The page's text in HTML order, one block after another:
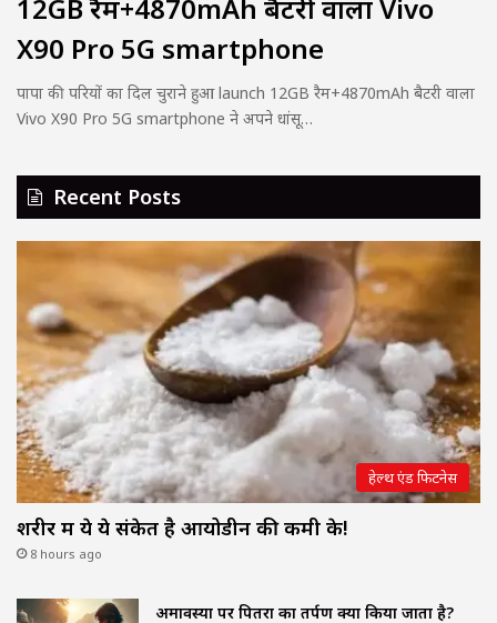
12GB रैम+4870mAh बैटरी वाला Vivo
X90 Pro 5G smartphone
पापा की परियों का दिल चुराने हुआ launch 12GB रैम+4870mAh बैटरी वाला
Vivo X90 Pro 5G smartphone ने अपने धांसू…
Recent Posts
हेल्थ एंड फिटनेस
शरीर में ये ये संकेत है आयोडीन की कमी के!
8 hours ago
अमावस्या पर पितरों का तर्पण क्यों किया जाता है?